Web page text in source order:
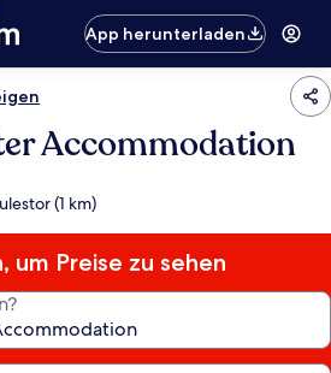
App herunterladen
Accommodation
(1 km)
um Preise zu sehen